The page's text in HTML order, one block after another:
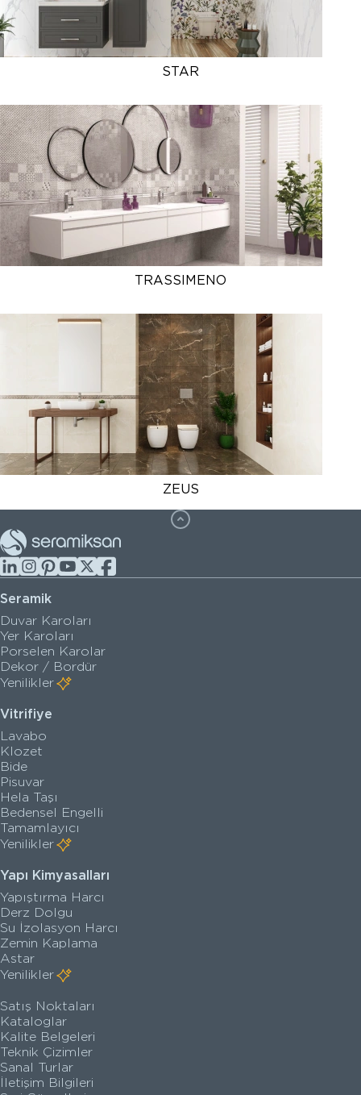
STAR
TRASSIMENO
ZEUS
Seramik
Duvar Karoları
Yer Karoları
Porselen Karolar
Dekor / Bordür
Yenilikler
Vitrifiye
Lavabo
Klozet
Bide
Pisuvar
Hela Taşı
Bedensel Engelli
Tamamlayıcı
Yenilikler
Yapı Kimyasalları
Yapıştırma Harcı
Derz Dolgu
Su İzolasyon Harcı
Zemin Kaplama
Astar
Yenilikler
Satış Noktaları
Kataloglar
Kalite Belgeleri
Teknik Çizimler
Sanal Turlar
İletişim Bilgileri